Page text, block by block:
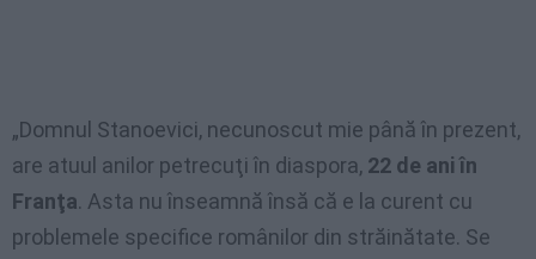
„Domnul Stanoevici, necunoscut mie până în prezent,
are atuul anilor petrecuţi în diaspora, 22 de ani în
Franţa. Asta nu înseamnă însă că e la curent cu
problemele specifice românilor din străinătate. Se